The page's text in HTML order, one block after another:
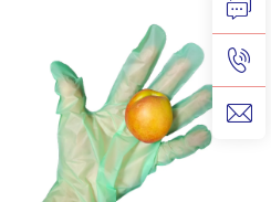
compostați din materiale
PLA PBAT amido de
porumb